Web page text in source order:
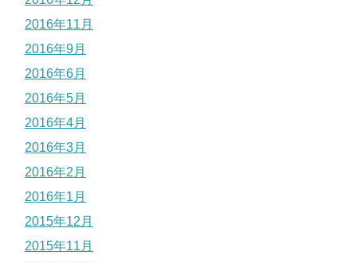
2016年11月
2016年9月
2016年6月
2016年5月
2016年4月
2016年3月
2016年2月
2016年1月
2015年12月
2015年11月